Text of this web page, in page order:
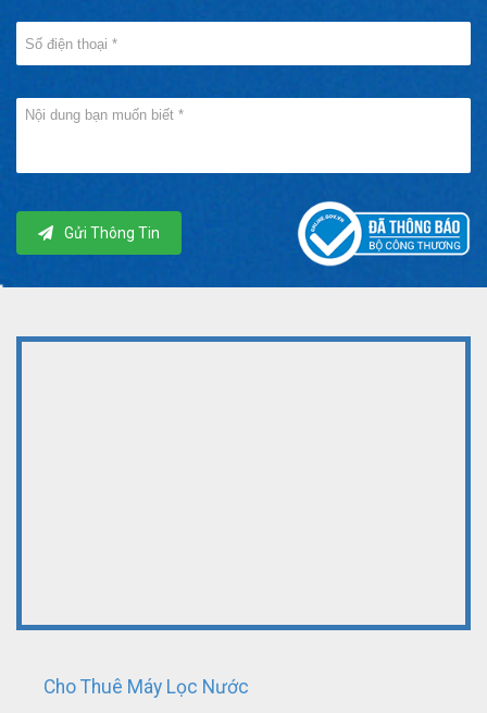
Gửi Thông Tin
Cho Thuê Máy Lọc Nước